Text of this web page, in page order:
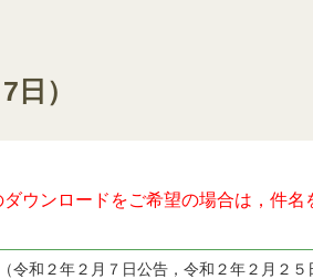
）
ウンロードをご希望の場合は，件名
令和２年２月７日公告，令和２年２月２５